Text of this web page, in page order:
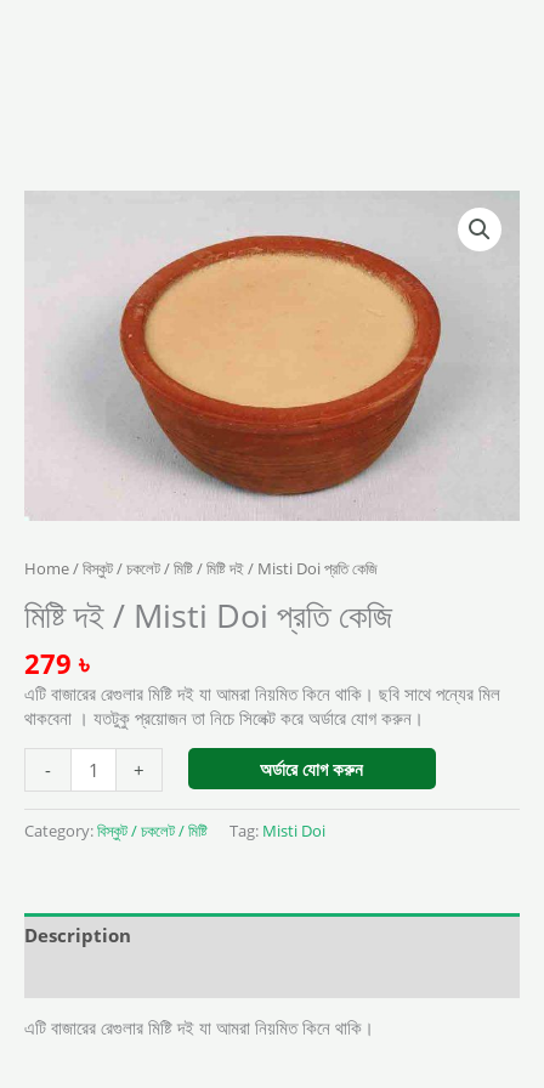
Home/বিস্কুট / চকলেট / মিষ্টি/ মিষ্টি দই / Misti Doi প্রতি কেজি
মিষ্টি দই / Misti Doi প্রতি কেজি
279৳
এটি বাজারের রেগুলার মিষ্টি দই যা আমরা নিয়মিত কিনে থাকি। ছবি সাথে পন্যের মিল
থাকবেনা । যতটুকু প্রয়োজন তা নিচে সিলেক্ট করে অর্ডারে যোগ করুন।
- + অর্ডারে যোগ করুন
Category:বিস্কুট / চকলেট / মিষ্টি Tag: Misti Doi
Description
এটি বাজারের রেগুলার মিষ্টি দই যা আমরা নিয়মিত কিনে থাকি।